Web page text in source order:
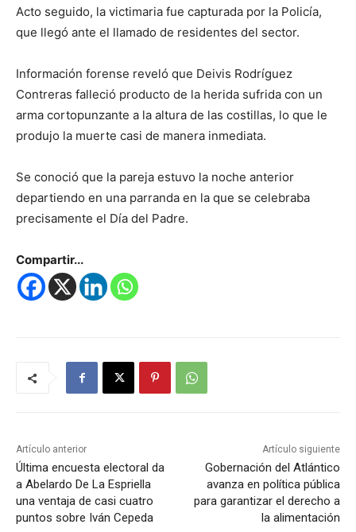
Acto seguido, la victimaria fue capturada por la Policía,
que llegó ante el llamado de residentes del sector.
Información forense reveló que Deivis Rodríguez
Contreras falleció producto de la herida sufrida con un
arma cortopunzante a la altura de las costillas, lo que le
produjo la muerte casi de manera inmediata.
Se conoció que la pareja estuvo la noche anterior
departiendo en una parranda en la que se celebraba
precisamente el Día del Padre.
Compartir...
Artículo anterior
Última encuesta electoral da
a Abelardo De La Espriella
una ventaja de casi cuatro
puntos sobre Iván Cepeda
Artículo siguiente
Gobernación del Atlántico
avanza en política pública
para garantizar el derecho a
la alimentación